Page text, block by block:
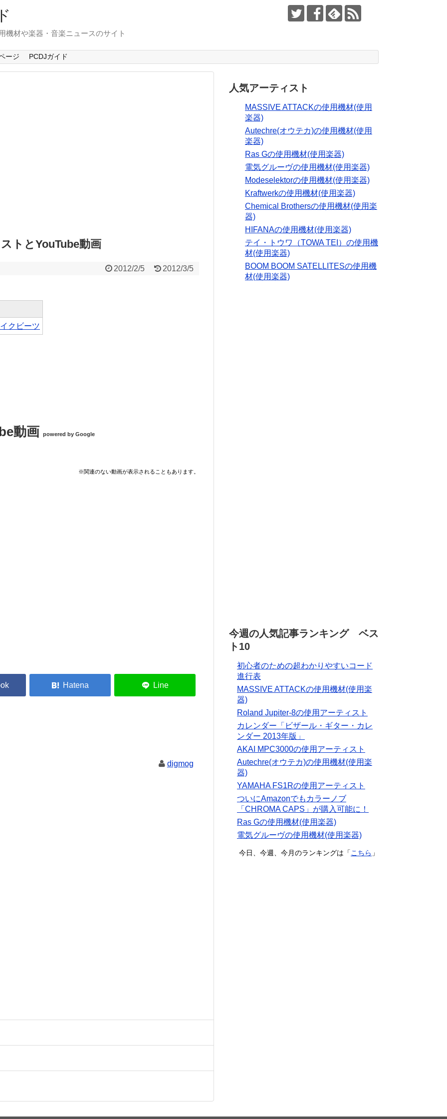
機材や楽器・音楽ニュースのサイト
ージ PCDJガイド
トとYouTube動画
2012/2/5 2012/3/5
クビーツ
動画 powered by Google
※関連のない動画が表示されることもあります。
digmog
人気アーティスト
MASSIVE ATTACKの使用機材(使用
楽器)
Autechre(オウテカ)の使用機材(使用
楽器)
Ras Gの使用機材(使用楽器)
電気グルーヴの使用機材(使用楽器)
Modeselektorの使用機材(使用楽器)
Kraftwerkの使用機材(使用楽器)
Chemical Brothersの使用機材(使用楽
器)
HIFANAの使用機材(使用楽器)
テイ・トウワ（TOWA TEI）の使用機
材(使用楽器)
BOOM BOOM SATELLITESの使用機
材(使用楽器)
今週の人気記事ランキング ベス
ト10
初心者のための超わかりやすいコード
進行表
MASSIVE ATTACKの使用機材(使用楽
器)
Roland Jupiter-8の使用アーティスト
カレンダー「ビザール・ギター・カレ
ンダー 2013年版」
AKAI MPC3000の使用アーティスト
Autechre(オウテカ)の使用機材(使用楽
器)
YAMAHA FS1Rの使用アーティスト
ついにAmazonでもカラーノブ
「CHROMA CAPS」が購入可能に！
Ras Gの使用機材(使用楽器)
電気グルーヴの使用機材(使用楽器)
今日、今週、今月のランキングは「こちら 」